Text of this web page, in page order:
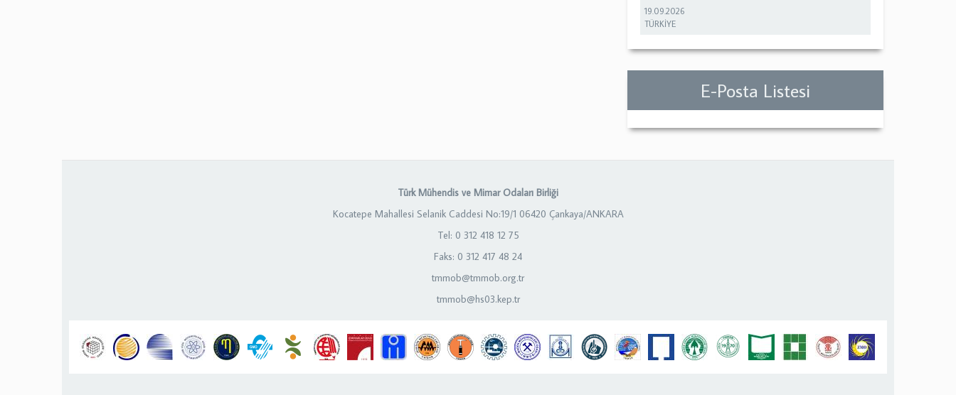
19.09.2026
TÜRKİYE
E-Posta Listesi
Türk Mühendis ve Mimar Odaları Birliği
Kocatepe Mahallesi Selanik Caddesi No:19/1 06420 Çankaya/ANKARA
Tel: 0 312 418 12 75
Faks: 0 312 417 48 24
tmmob@tmmob.org.tr
tmmob@hs03.kep.tr